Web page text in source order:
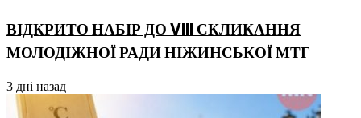
ВІДКРИТО НАБІР ДО VIII СКЛИКАННЯ
МОЛОДІЖНОЇ РАДИ НІЖИНСЬКОЇ МТГ
3 дні назад